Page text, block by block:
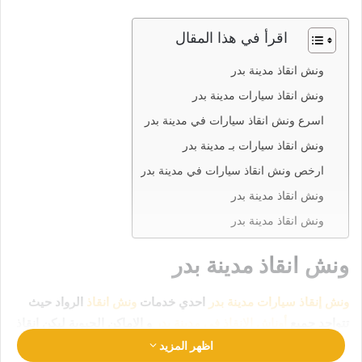
اقرأ في هذا المقال
ونش انقاذ مدينة بدر
ونش انقاذ سيارات مدينة بدر
اسرع ونش انقاذ سيارات في مدينة بدر
ونش انقاذ سيارات بـ مدينة بدر
ارخص ونش انقاذ سيارات في مدينة بدر
ونش انقاذ مدينة بدر
ونش انقاذ مدينة بدر
ونش انقاذ مدينة بدر
ونش إنقاذ سيارات مدينة بدر احدي خدمات ونش انقاذ الرواد حيث
سيارتك في امان تام وراحة رقم ونش انقاذ مدينة بدر
اظهر المزيد